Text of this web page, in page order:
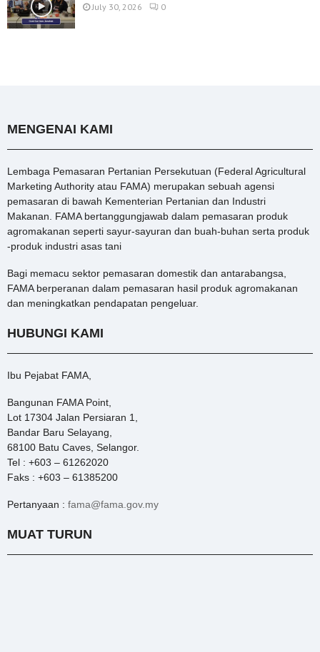
July 30, 2026 0
MENGENAI KAMI
Lembaga Pemasaran Pertanian Persekutuan (Federal Agricultural
Marketing Authority atau FAMA) merupakan sebuah agensi
pemasaran di bawah Kementerian Pertanian dan Industri
Makanan. FAMA bertanggungjawab dalam pemasaran produk
agromakanan seperti sayur-sayuran dan buah-buhan serta produk
-produk industri asas tani
Bagi memacu sektor pemasaran domestik dan antarabangsa,
FAMA berperanan dalam pemasaran hasil produk agromakanan
dan meningkatkan pendapatan pengeluar.
HUBUNGI KAMI
Ibu Pejabat FAMA,
Bangunan FAMA Point,
Lot 17304 Jalan Persiaran 1,
Bandar Baru Selayang,
68100 Batu Caves, Selangor.
Tel : +603 – 61262020
Faks : +603 – 61385200
Pertanyaan : fama@fama.gov.my
MUAT TURUN